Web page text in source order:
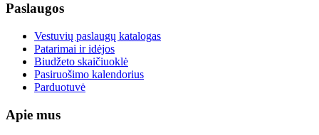
Paslaugos
Vestuvių paslaugų katalogas
Patarimai ir idėjos
Biudžeto skaičiuoklė
Pasiruošimo kalendorius
Parduotuvė
Apie mus